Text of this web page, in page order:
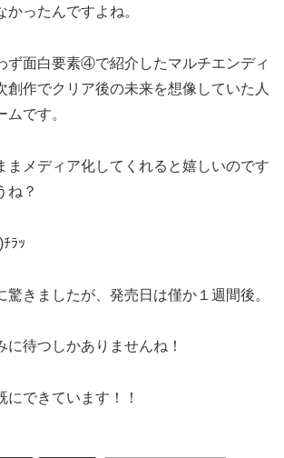
ったんですよね。
ず面白要素④で紹介したマルチエンディ
創作でクリア後の未来を想像していた人
ムです。
まメディア化してくれると嬉しいのです
ね？
ﾗｯ
驚きましたが、発売日は僅か１週間後。
に待つしかありませんね！
にできています！！